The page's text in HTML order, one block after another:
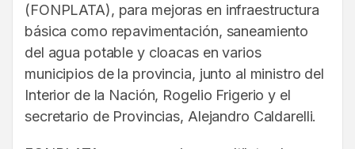
(FONPLATA), para mejoras en infraestructura
básica como repavimentación, saneamiento
del agua potable y cloacas en varios
municipios de la provincia, junto al ministro del
Interior de la Nación, Rogelio Frigerio y el
secretario de Provincias, Alejandro Caldarelli.